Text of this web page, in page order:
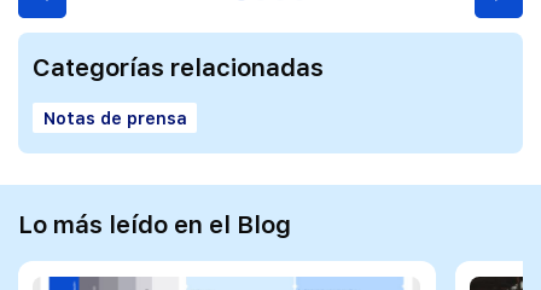
Categorías relacionadas
Notas de prensa
Lo más leído en el Blog